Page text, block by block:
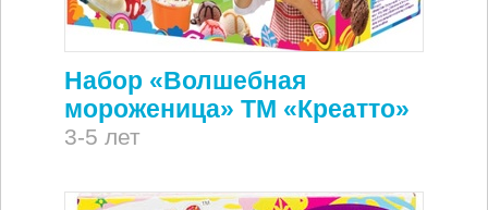
Набор «Волшебная
мороженица» ТМ «Креатто»
3-5 лет